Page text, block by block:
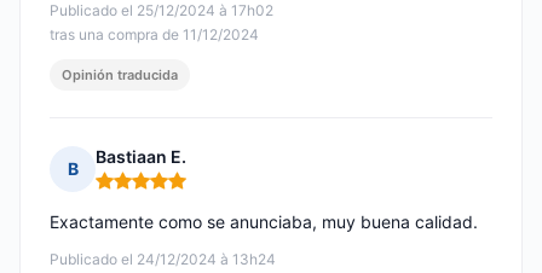
Publicado el 25/12/2024 à 17h02
tras una compra de 11/12/2024
Opinión traducida
B
Bastiaan E.
Nota: 5 de 5
Publicado el 24/12/2024 à 13h24
Exactamente como se anunciaba, muy buena calidad.